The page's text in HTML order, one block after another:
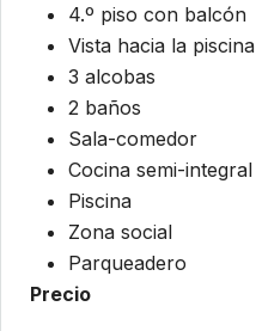
4.º piso con balcón
Vista hacia la piscina
3 alcobas
2 baños
Sala-comedor
Cocina semi-integral
Piscina
Zona social
Parqueadero
Precio